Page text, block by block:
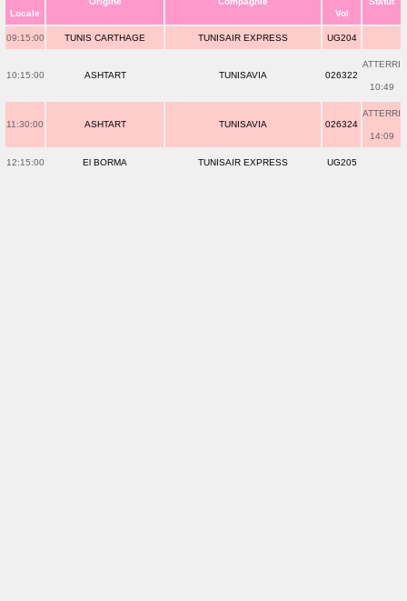
Locale Vol
09:15:00 TUNIS CARTHAGE TUNISAIR EXPRESS UG204
10:15:00 ASHTART TUNISAVIA 026322
ATTERRI
10:49
11:30:00 ASHTART TUNISAVIA 026324
ATTERRI
14:09
12:15:00 El BORMA TUNISAIR EXPRESS UG205